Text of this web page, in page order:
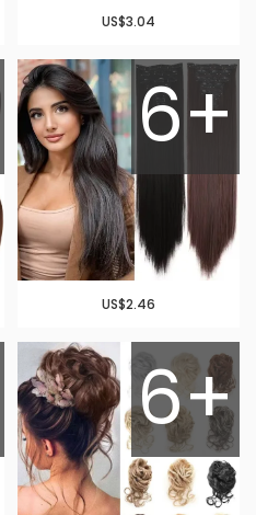
US$3.04
6+
US$2.46
6+